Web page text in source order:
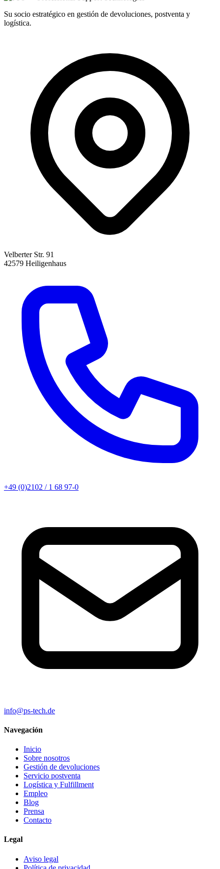
Su socio estratégico en gestión de devoluciones, postventa y
logística.
Velberter Str. 91
42579 Heiligenhaus
+49 (0)2102 / 1 68 97-0
info@ps-tech.de
Navegación
Inicio
Sobre nosotros
Gestión de devoluciones
Servicio postventa
Logística y Fulfillment
Empleo
Blog
Prensa
Contacto
Legal
Aviso legal